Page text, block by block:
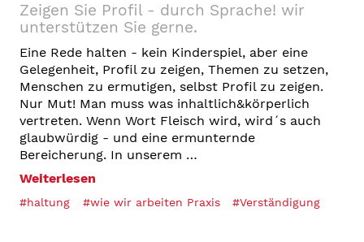
Zeigen Sie Profil - durch Sprache! wir
unterstützen Sie gerne.
Eine Rede halten - kein Kinderspiel, aber eine
Gelegenheit, Profil zu zeigen, Themen zu setzen,
Menschen zu ermutigen, selbst Profil zu zeigen.
Nur Mut! Man muss was inhaltlich&körperlich
vertreten. Wenn Wort Fleisch wird, wird´s auch
glaubwürdig - und eine ermunternde
Bereicherung. In unserem …
Weiterlesen
#haltung #wie wir arbeiten Praxis #Verständigung